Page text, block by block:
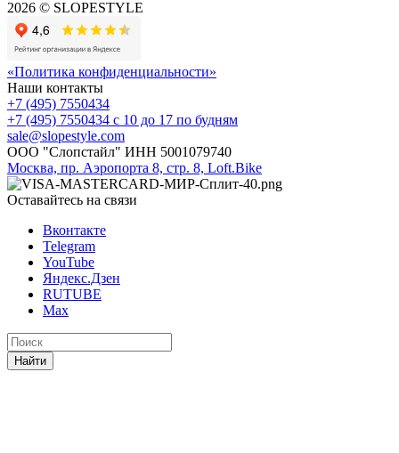
2026 © SLOPESTYLE
«Политика конфиденциальности»
Наши контакты
+7 (495) 7550434
+7 (495) 7550434 с 10 до 17 по будням
sale@slopestyle.com
ООО "Слопстайл" ИНН 5001079740
Москва, пр. Аэропорта 8, стр. 8, Loft.Bike
Оставайтесь на связи
Вконтакте
Telegram
YouTube
Яндекс.Дзен
RUTUBE
Max
Найти